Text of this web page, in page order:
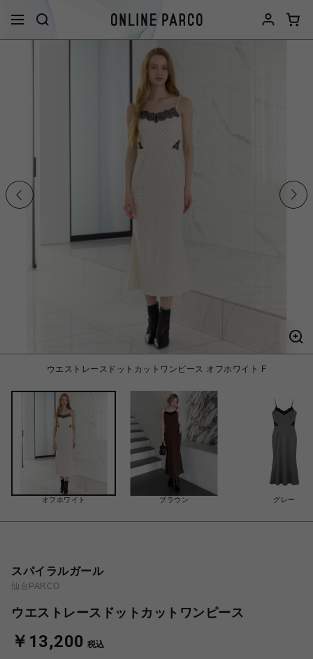
ウエストレースドットカットワンピース オフホワイト F
オフホワイト ブラウン グレー
スパイラルガール
仙台PARCO
ウエストレースドットカットワンピース
￥13,200 税込